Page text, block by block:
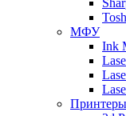
МФУ
Ink
Принтеры